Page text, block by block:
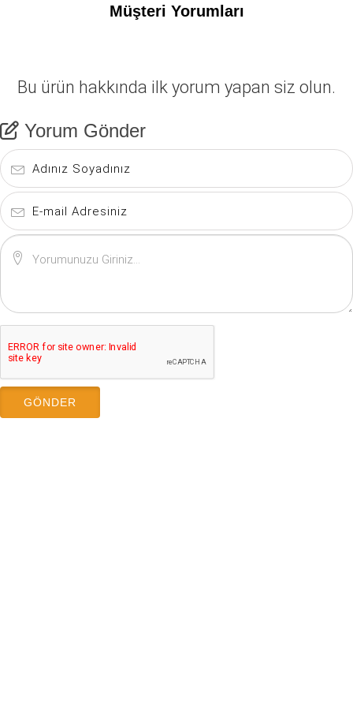
Müşteri Yorumları
Bu ürün hakkında ilk yorum yapan siz olun.
Yorum Gönder